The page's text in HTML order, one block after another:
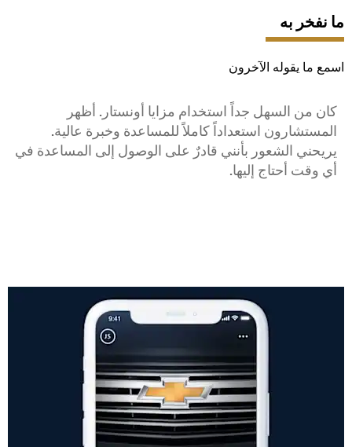
ما نفخر به
اسمع ما يقوله الآخرون
كان من السهل جداً استخدام مزايا أونستار. أظهر
المستشارون استعداداً كاملاً للمساعدة وخبرة عالية.
يريحني الشعور بأنني قادرٌ على الوصول إلى المساعدة في
أي وقت أحتاج إليها.